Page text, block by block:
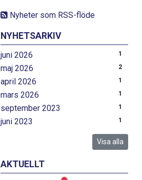
Nyheter som RSS-flöde
NYHETSARKIV
juni 2026 1
maj 2026 2
april 2026 1
mars 2026 1
september 2023 1
juni 2023 1
Visa alla
AKTUELLT